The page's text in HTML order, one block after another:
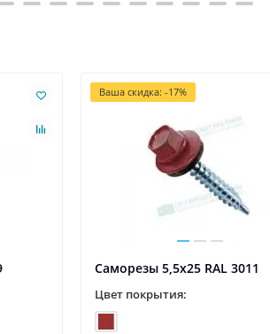
Ваша скидка: -17%
Саморезы 5,5х25 RAL 3011
Цвет покрытия: